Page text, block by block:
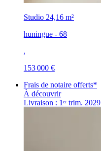
Studio 24,16 m²
huningue - 68
,
153 000 €
Frais de notaire offerts*
À découvrir
Livraison : 1ᵉʳ trim. 2029